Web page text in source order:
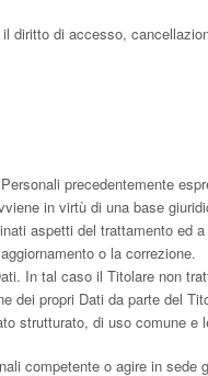
di accesso,
precedentemente
in virtù di una base
aspetti del trattamento ed
o la correzione.
In tal caso il Titolare non
dei propri Dati da parte del
strutturato, di uso comune
competente o agire in sede